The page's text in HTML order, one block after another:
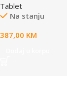
Tablet
Na stanju
387,00 KM